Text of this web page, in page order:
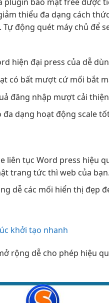
thiểu đa dạng cách
động quét máy chủ để
hiện đại press của dễ
có bất mượtcứ mối bắt
đăng nhập mượtcải
đa dạng hoạt động scale
liên tục Word press hiệu
trang tức thì web của bạn.
dễcác mối hiển thị đẹp
khởi tạo nhanh
rộng dễcho phép hiệu